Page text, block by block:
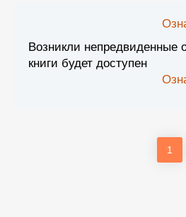
Возникли непредвиденные
книги будет доступен
1